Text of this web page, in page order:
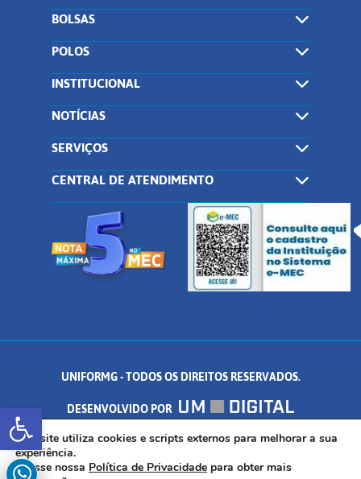
Abrir a barra de ferramentas
BOLSAS
POLOS
INSTITUCIONAL
NOTÍCIAS
SERVIÇOS
CENTRAL DE ATENDIMENTO
UNIFORMG - TODOS OS DIREITOS RESERVADOS.
DESENVOLVIDO POR
AV. DR. ARNALDO DE SENNA, 328 - PALMEIRAS, FORMIGA/MG - CEP:
35.574.530
Este site utiliza cookies e scripts externos para melhorar a sua
experiência.
Acesse nossa Política de Privacidade para obter mais